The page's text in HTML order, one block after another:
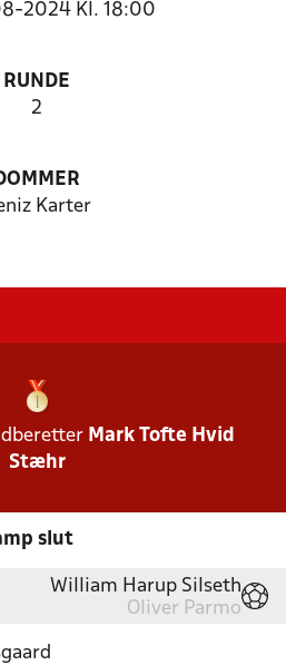
2024 Kl. 18:00
RUNDE
2
Karter
Mark Tofte Hvid
Stæhr
slut
William Harup Silseth
Oliver Parmo